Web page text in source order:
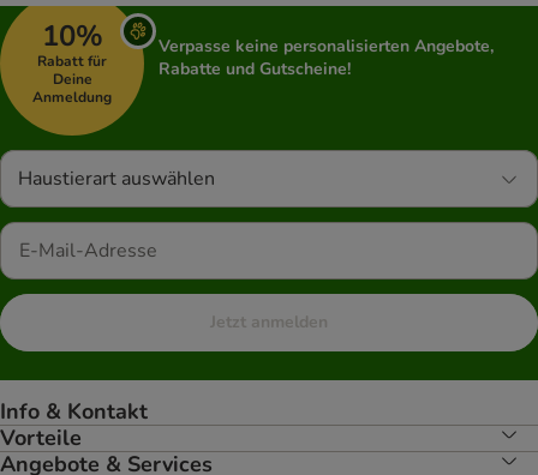
10%
Rabatt für
Deine
Anmeldung
Verpasse keine personalisierten Angebote,
Rabatte und Gutscheine!
Haustierart auswählen
Jetzt anmelden
Info & Kontakt
Vorteile
Angebote & Services